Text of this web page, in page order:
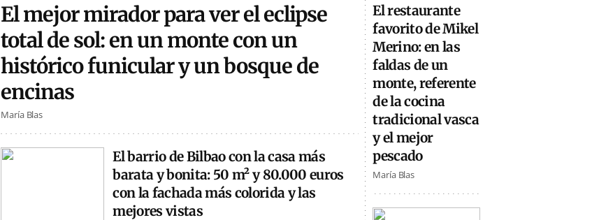
El mejor mirador para ver el eclipse
total de sol: en un monte con un
histórico funicular y un bosque de
encinas
María Blas
El barrio de Bilbao con la casa más
barata y bonita: 50 m² y 80.000 euros
con la fachada más colorida y las
mejores vistas
El restaurante
favorito de Mikel
Merino: en las
faldas de un
monte, referente
de la cocina
tradicional vasca
y el mejor
pescado
María Blas